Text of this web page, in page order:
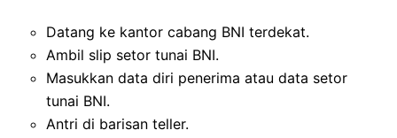
Datang ke kantor cabang BNI terdekat.
Ambil slip setor tunai BNI.
Masukkan data diri penerima atau data setor
tunai BNI.
Antri di barisan teller.